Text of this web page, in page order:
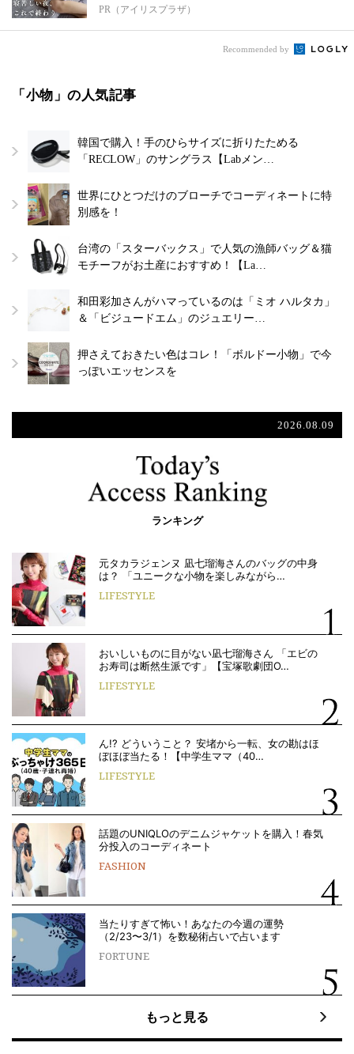
PR（アイリスプラザ）
Recommended by
「小物」の人気記事
韓国で購入！手のひらサイズに折りたためる
「RECLOW」のサングラス【Labメン…
世界にひとつだけのブローチでコーディネートに特
別感を！
台湾の「スターバックス」で人気の漁師バッグ＆猫
モチーフがお土産におすすめ！【La…
和田彩加さんがハマっているのは「ミオ ハルタカ」
＆「ビジュードエム」のジュエリー…
押さえておきたい色はコレ！「ボルドー小物」で今
っぽいエッセンスを
2026.08.09
ランキング
元タカラジェンヌ 凪七瑠海さんのバッグの中身
は？ 「ユニークな小物を楽しみながら…
LIFESTYLE
おいしいものに目がない凪七瑠海さん 「エビの
お寿司は断然生派です」【宝塚歌劇団O…
LIFESTYLE
ん!? どういうこと？ 安堵から一転、女の勘はほ
ぼほぼ当たる！【中学生ママ（40…
LIFESTYLE
話題のUNIQLOのデニムジャケットを購入！春気
分投入のコーディネート
FASHION
当たりすぎて怖い！あなたの今週の運勢
（2/23〜3/1）を数秘術占いで占います
FORTUNE
もっと見る